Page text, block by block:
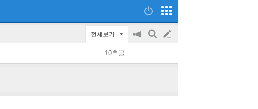
전체보기
공
on/off
검
글
쓰
10추글